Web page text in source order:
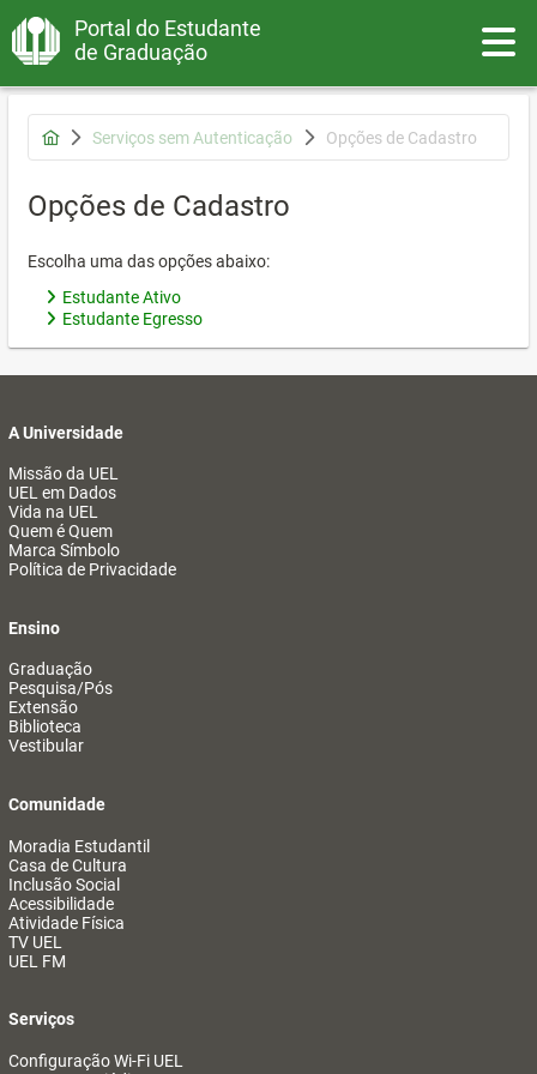
Portal do Estudante
de Graduação
Serviços sem Autenticação Opções de Cadastro
Opções de Cadastro
Escolha uma das opções abaixo:
Estudante Ativo
Estudante Egresso
A Universidade
Missão da UEL
UEL em Dados
Vida na UEL
Quem é Quem
Marca Símbolo
Política de Privacidade
Ensino
Graduação
Pesquisa/Pós
Extensão
Biblioteca
Vestibular
Comunidade
Moradia Estudantil
Casa de Cultura
Inclusão Social
Acessibilidade
Atividade Física
TV UEL
UEL FM
Serviços
Configuração Wi-Fi UEL